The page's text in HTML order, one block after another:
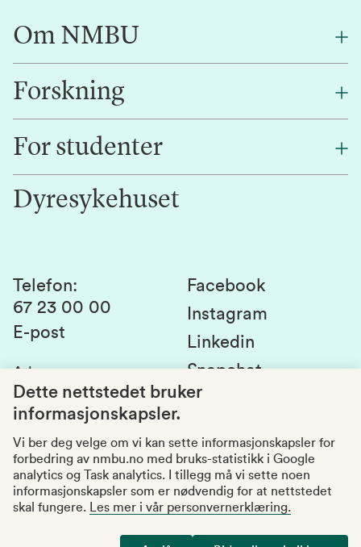
Om NMBU
Om oss
Alumni
Kontakt oss
Forskning
Forskning
Innovasjon
For studenter
Studentlivet
Studier og emner
Studenttinget
Si fra om avvik
Kvalitet i utdanningen
Dyresykehuset
Telefon:
67 23 00 00
E-post
Adresse:
Postboks 5003
1432 Ås
Organisasjonsnummer
969159570
Besøksadresser
Facebook
Instagram
Linkedin
Snapchat
Tilgjengelighetserklæring
Personvernerklæring
Dette nettstedet bruker
informasjonskapsler.
Vi ber deg velge om vi kan sette informasjonskapsler for
forbedring av nmbu.no med bruks-statistikk i Google
analytics og Task analytics. I tillegg må vi sette noen
informasjonskapsler som er nødvendig for at nettstedet
skal fungere.
Les mer i vår personvernerklæring.